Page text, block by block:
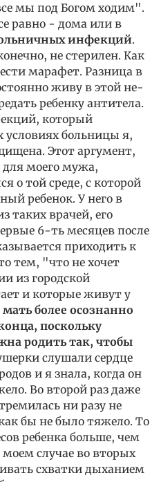
мы под Богом ходим".
равно - дома или в
инфекций.
не стерилен. Как
марафет. Разница в
живу в этой не-
ребенку антитела.
который
больницы я,
Этот аргумент,
моего мужа,
о той среде, с которой
ребенок. У него в
таких врачей, его
6-ть месяцев после
приходить к
тем, "что не хочет
из городской
и которые живут у
более осознанно
поскольку
родить так, чтобы
слушали сердце
и я знала, когда он
Во второй раз даже
ни разу не
бы не было тяжело. То
ребенка больше, чем
моем случае во вторых
схватки дыханием